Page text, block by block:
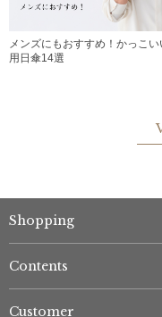
メンズにもおすすめ！かっこい
用日傘14選
Shopping
Contents
Customer